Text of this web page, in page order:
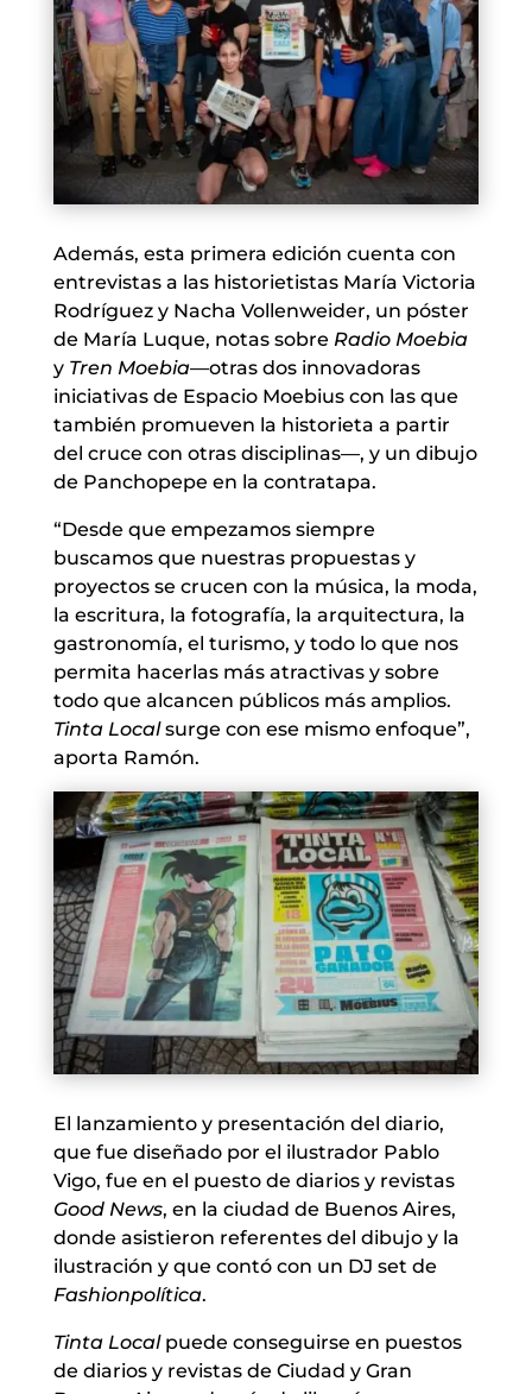
Además, esta primera edición cuenta con
entrevistas a las historietistas María Victoria
Rodríguez y Nacha Vollenweider, un póster
de María Luque, notas sobre Radio Moebia
y Tren Moebia—otras dos innovadoras
iniciativas de Espacio Moebius con las que
también promueven la historieta a partir
del cruce con otras disciplinas—, y un dibujo
de Panchopepe en la contratapa.
“Desde que empezamos siempre
buscamos que nuestras propuestas y
proyectos se crucen con la música, la moda,
la escritura, la fotografía, la arquitectura, la
gastronomía, el turismo, y todo lo que nos
permita hacerlas más atractivas y sobre
todo que alcancen públicos más amplios.
Tinta Localsurge con ese mismo enfoque”,
aporta Ramón.
El lanzamiento y presentación del diario,
que fue diseñado por el ilustrador Pablo
Vigo, fue en el puesto de diarios y revistas
Good News, en la ciudad de Buenos Aires,
donde asistieron referentes del dibujo y la
ilustración y que contó con un DJ set de
Fashionpolítica.
Tinta Localpuede conseguirse en puestos
de diarios y revistas de Ciudad y Gran